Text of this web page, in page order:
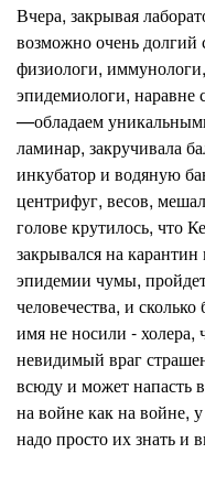
Вчера, закрывая
возможно очень
физиологи,
эпидемиологи,
—обладаем
ламинар, закручивала
инкубатор и водяную
центрифуг, весов,
голове крутилось, что
закрывался на
эпидемии чумы,
человечества, и
имя не носили -
невидимый враг
всюду и может напасть
на войне как на войне,
надо просто их знать и